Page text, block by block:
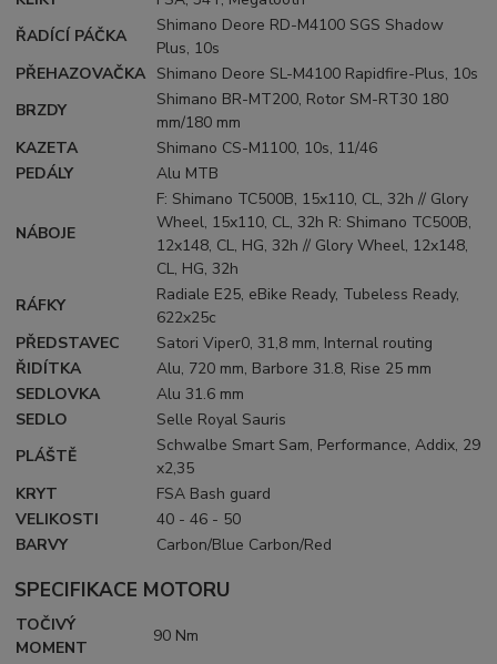
ŘADÍCÍ PÁČKA
Shimano Deore RD-M4100 SGS Shadow
Plus, 10s
PŘEHAZOVAČKA Shimano Deore SL-M4100 Rapidfire-Plus, 10s
BRZDY
Shimano BR-MT200, Rotor SM-RT30 180
mm/180 mm
KAZETA
Shimano CS-M1100, 10s, 11/46
PEDÁLY
Alu MTB
NÁBOJE
F: Shimano TC500B, 15x110, CL, 32h // Glory
Wheel, 15x110, CL, 32h R: Shimano TC500B,
12x148, CL, HG, 32h // Glory Wheel, 12x148,
CL, HG, 32h
RÁFKY
Radiale E25, eBike Ready, Tubeless Ready,
622x25c
PŘEDSTAVEC
Satori Viper0, 31,8 mm, Internal routing
ŘIDÍTKA
Alu, 720 mm, Barbore 31.8, Rise 25 mm
SEDLOVKA
Alu 31.6 mm
SEDLO
Selle Royal Sauris
PLÁŠTĚ
Schwalbe Smart Sam, Performance, Addix, 29
x2,35
KRYT
FSA Bash guard
VELIKOSTI
40 - 46 - 50
BARVY
Carbon/Blue Carbon/Red
SPECIFIKACE MOTORU
TOČIVÝ
MOMENT
90 Nm